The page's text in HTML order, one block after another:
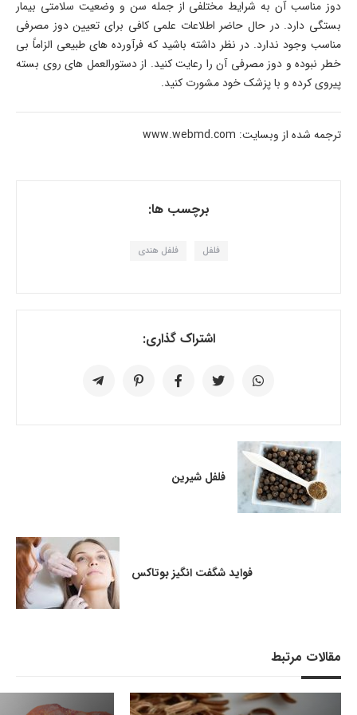
دوز مناسب آن به شرایط مختلفی از جمله سن و وضعیت سلامتی بیمار
بستگی دارد. در حال حاضر اطلاعات علمی کافی برای تعیین دوز مصرفی
مناسب وجود ندارد. در نظر داشته باشید که فرآورده های طبیعی الزاماً بی
خطر نبوده و دوز مصرفی آن را رعایت کنید. از دستورالعمل های روی بسته
پیروی کرده و با پزشک خود مشورت کنید.
ترجمه شده از وبسایت: www.webmd.com
برچسب ها:
فلفل فلفل هندی
اشتراک گذاری:
فلفل شیرین
فواید شگفت انگیز بوتاکس
مقالات مرتبط